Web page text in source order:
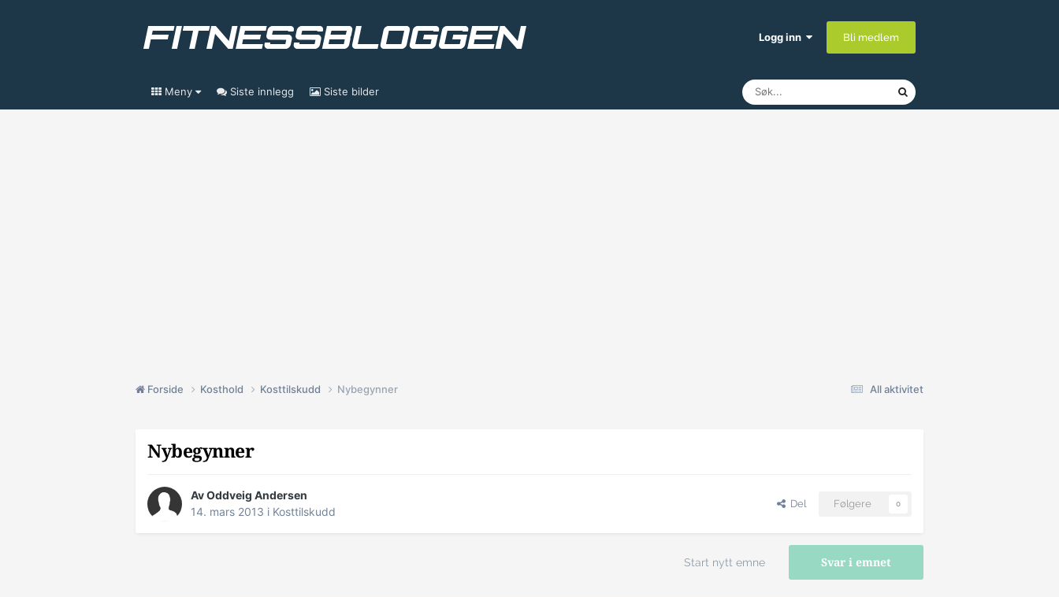
Logg inn Bli medlem
Meny Siste innlegg Siste bilder
All aktivitet
Forside Kosthold Kosttilskudd Nybegynner
Nybegynner
AvOddveig Andersen
14. mars 2013 i Kosttilskudd
Del Følgere 0
Svar i emnet
Start nytt emne